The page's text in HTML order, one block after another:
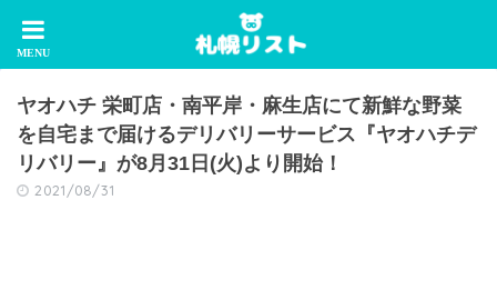
ヤオハチ 栄町店・南平岸・麻生店にて新鮮な野菜
を自宅まで届けるデリバリーサービス『ヤオハチデ
リバリー』が8月31日(火)より開始！
2021/08/31